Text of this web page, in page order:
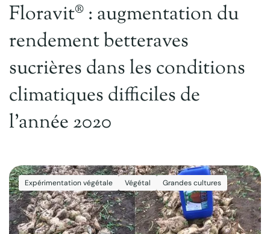
Floravit® : augmentation du
rendement betteraves
sucrières dans les conditions
climatiques difficiles de
l’année 2020
Expérimentation végétale Végétal Grandes cultures